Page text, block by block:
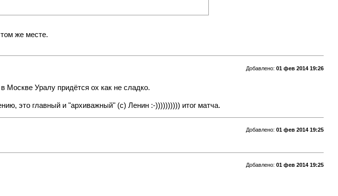
же месте.
Добавлено: 01 фев 2014 19:26
Москве Уралу придётся ох как не сладко.
это главный и "архиважный" (с) Ленин :-)))))))))) итог матча.
Добавлено: 01 фев 2014 19:25
Добавлено: 01 фев 2014 19:25